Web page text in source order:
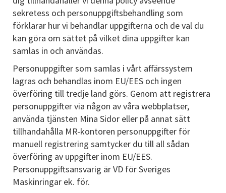
sekretess och personuppgiftsbehandling som
förklarar hur vi behandlar uppgifterna och de val du
kan göra om sättet på vilket dina uppgifter kan
samlas in och användas.
Personuppgifter som samlas i vårt affärssystem
lagras och behandlas inom EU/EES och ingen
överföring till tredje land görs. Genom att registrera
personuppgifter via någon av våra webbplatser,
använda tjänsten Mina Sidor eller på annat sätt
tillhandahålla MR-kontoren personuppgifter för
manuell registrering samtycker du till all sådan
överföring av uppgifter inom EU/EES.
Personuppgiftsansvarig är VD för Sveriges
Maskinringar ek. för.